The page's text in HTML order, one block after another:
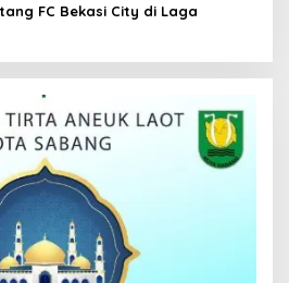
FC Bekasi City di Laga